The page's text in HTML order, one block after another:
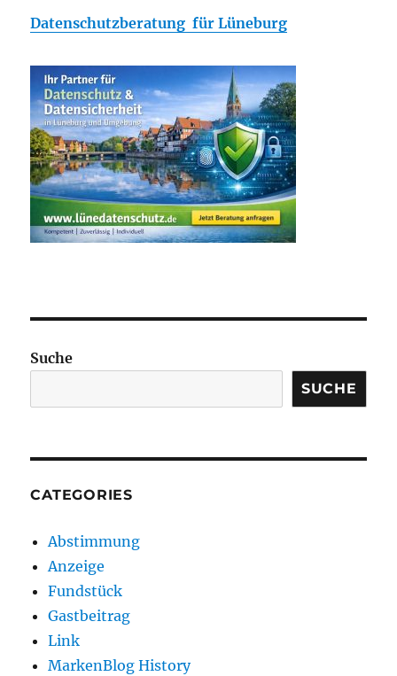
Datenschutzberatung für Lüneburg
Suche
SUCHE
CATEGORIES
Abstimmung
Anzeige
Fundstück
Gastbeitrag
Link
MarkenBlog History